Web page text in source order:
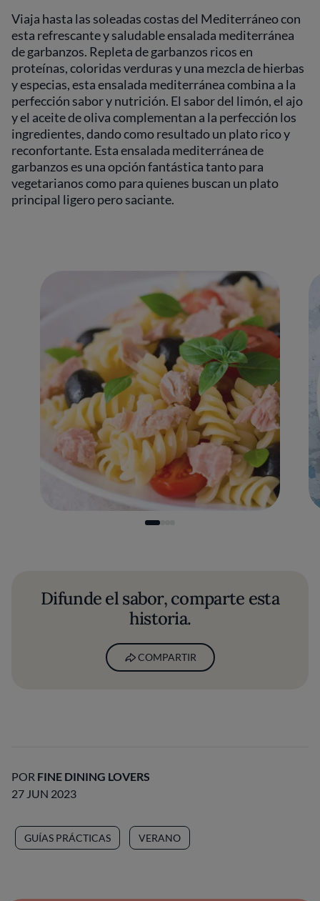
Viaja hasta las soleadas costas del Mediterráneo con
esta refrescante y saludable ensalada mediterránea
de garbanzos. Repleta de garbanzos ricos en
proteínas, coloridas verduras y una mezcla de hierbas
y especias, esta ensalada mediterránea combina a la
perfección sabor y nutrición. El sabor del limón, el ajo
y el aceite de oliva complementan a la perfección los
ingredientes, dando como resultado un plato rico y
reconfortante. Esta ensalada mediterránea de
garbanzos es una opción fantástica tanto para
vegetarianos como para quienes buscan un plato
principal ligero pero saciante.
Difunde el sabor, comparte esta
historia.
COMPARTIR
POR FINE DINING LOVERS
27 JUN 2023
GUÍAS PRÁCTICAS VERANO